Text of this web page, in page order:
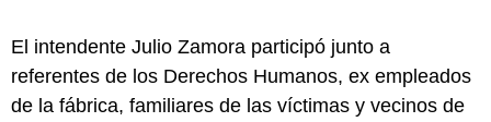
El intendente Julio Zamora participó junto a
referentes de los Derechos Humanos, ex empleados
de la fábrica, familiares de las víctimas y vecinos de